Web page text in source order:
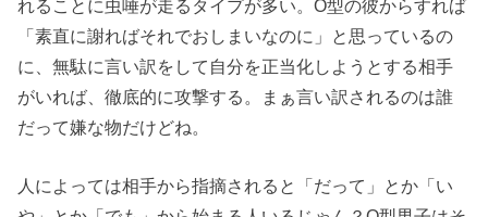
れることに虫唾が走るタイプが多い。O型の彼からすれば
「素直に謝ればそれでおしまいなのに」と思っているの
に、無駄に言い訳をして自分を正当化しようとする相手
がいれば、徹底的に攻撃する。まぁ言い訳されるのは誰
だって嫌な物だけどね。
人によっては相手から指摘されると「だって」とか「い